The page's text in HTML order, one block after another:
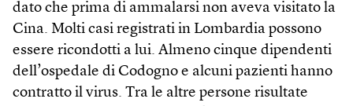
dato che prima di ammalarsi non aveva visitato la
Cina. Molti casi registrati in Lombardia possono
essere ricondotti a lui. Almeno cinque dipendenti
dell’ospedale di Codogno e alcuni pazienti hanno
contratto il virus. Tra le altre persone risultate